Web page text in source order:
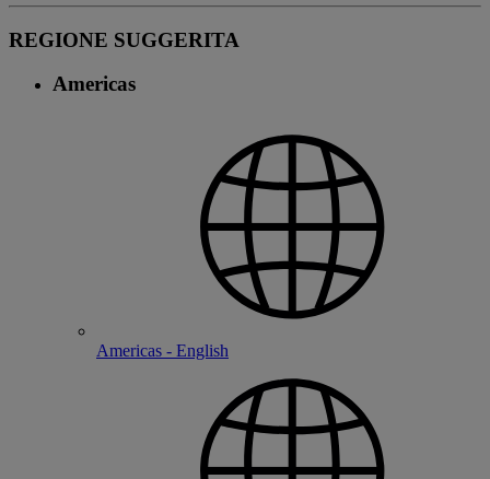
REGIONE SUGGERITA
Americas
Americas - English